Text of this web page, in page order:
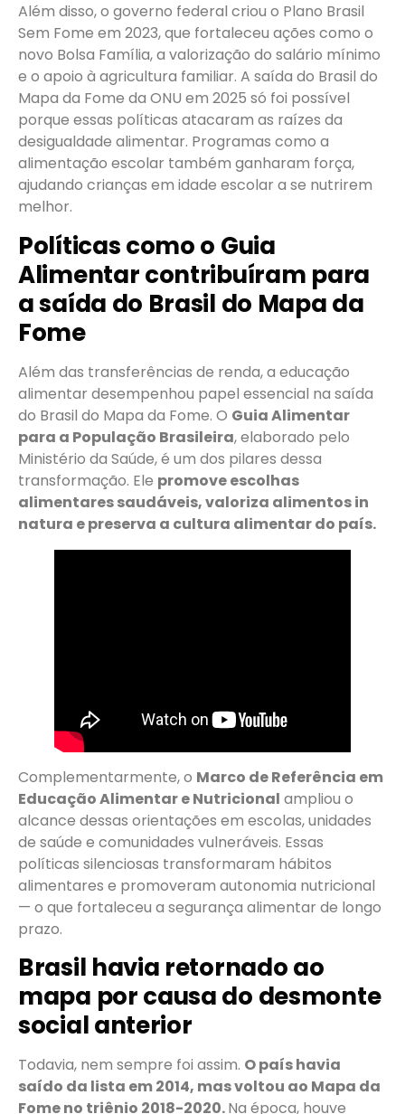
Além disso, o governo federal criou o Plano Brasil
Sem Fome em 2023, que fortaleceu ações como o
novo Bolsa Família, a valorização do salário mínimo
e o apoio à agricultura familiar. A saída do Brasil do
Mapa da Fome da ONU em 2025 só foi possível
porque essas políticas atacaram as raízes da
desigualdade alimentar. Programas como a
alimentação escolar também ganharam força,
ajudando crianças em idade escolar a se nutrirem
melhor.
Políticas como o Guia
Alimentar contribuíram para
a saída do Brasil do Mapa da
Fome
Além das transferências de renda, a educação
alimentar desempenhou papel essencial na saída
do Brasil do Mapa da Fome. O Guia Alimentar
para a População Brasileira, elaborado pelo
Ministério da Saúde, é um dos pilares dessa
transformação. Ele promove escolhas
alimentares saudáveis, valoriza alimentos in
natura e preserva a cultura alimentar do país.
Complementarmente, o Marco de Referência em
Educação Alimentar e Nutricional ampliou o
alcance dessas orientações em escolas, unidades
de saúde e comunidades vulneráveis. Essas
políticas silenciosas transformaram hábitos
alimentares e promoveram autonomia nutricional
— o que fortaleceu a segurança alimentar de longo
prazo.
Brasil havia retornado ao
mapa por causa do desmonte
social anterior
Todavia, nem sempre foi assim. O país havia
saído da lista em 2014, mas voltou ao Mapa da
Fome no triênio 2018-2020.Na época, houve